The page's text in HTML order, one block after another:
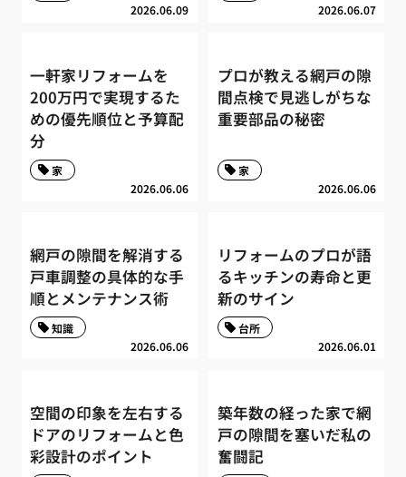
2026.06.09 2026.06.07
一軒家リフォームを
200万円で実現するた
めの優先順位と予算配
分
2026.06.06
家
プロが教える網戸の隙
間点検で見逃しがちな
重要部品の秘密
2026.06.06
家
網戸の隙間を解消する
戸車調整の具体的な手
順とメンテナンス術
2026.06.06
知識
リフォームのプロが語
るキッチンの寿命と更
新のサイン
2026.06.01
台所
空間の印象を左右する
ドアのリフォームと色
彩設計のポイント
築年数の経った家で網
戸の隙間を塞いだ私の
奮闘記